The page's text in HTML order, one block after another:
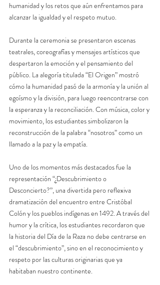
humanidad y los retos que aún enfrentamos para
alcanzar la igualdad y el respeto mutuo.
Durante la ceremonia se presentaron escenas
teatrales, coreografías y mensajes artísticos que
despertaron la emoción y el pensamiento del
público. La alegoría titulada “El Origen” mostró
cómo la humanidad pasó de la armonía y la unión al
egoísmo y la división, para luego reencontrarse con
la esperanza y la reconciliación. Con música, color y
movimiento, los estudiantes simbolizaron la
reconstrucción de la palabra “nosotros” como un
llamado a la paz y la empatía.
Uno de los momentos más destacados fue la
representación “¿Descubrimiento o
Desconcierto?”, una divertida pero reflexiva
dramatización del encuentro entre Cristóbal
Colón y los pueblos indígenas en 1492. A través del
humor y la crítica, los estudiantes recordaron que
la historia del Día de la Raza no debe centrarse en
el “descubrimiento”, sino en el reconocimiento y
respeto por las culturas originarias que ya
habitaban nuestro continente.